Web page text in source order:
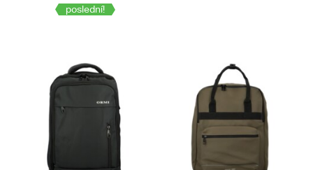
poslední!